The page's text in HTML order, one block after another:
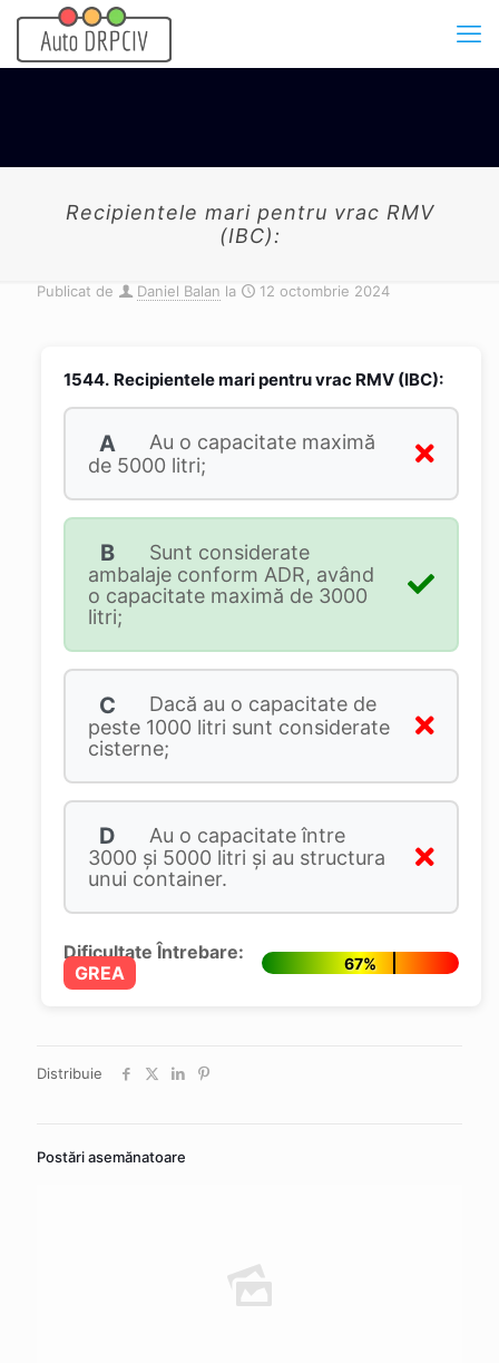
Recipientele mari pentru vrac RMV
(IBC):
Publicat de Daniel Balan la 12 octombrie 2024
1544. Recipientele mari pentru vrac RMV (IBC):
A
Au o capacitate maximă
de 5000 litri;
B
Sunt considerate
ambalaje conform ADR, având
o capacitate maximă de 3000
litri;
C
Dacă au o capacitate de
peste 1000 litri sunt considerate
cisterne;
D
Au o capacitate între
3000 și 5000 litri și au structura
unui container.
Dificultate Întrebare:
GREA
67%
Distribuie
Postări asemănatoare